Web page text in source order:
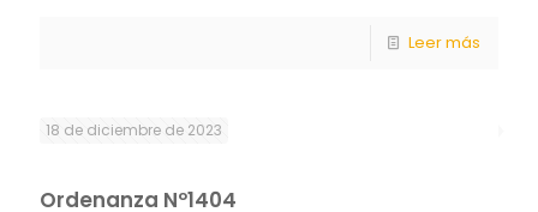
Leer más
18 de diciembre de 2023
Ordenanza Nº1404